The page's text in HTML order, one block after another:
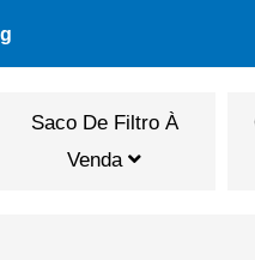
Saco De Filtro À
Venda